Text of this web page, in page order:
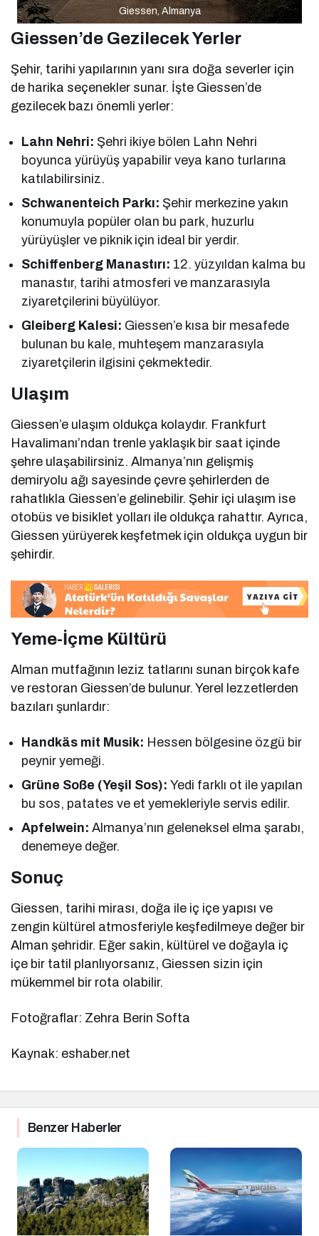
Giessen, Almanya
Giessen’de Gezilecek Yerler
Şehir, tarihi yapılarının yanı sıra doğa severler için
de harika seçenekler sunar. İşte Giessen’de
gezilecek bazı önemli yerler:
Lahn Nehri: Şehri ikiye bölen Lahn Nehri
boyunca yürüyüş yapabilir veya kano turlarına
katılabilirsiniz.
Schwanenteich Parkı: Şehir merkezine yakın
konumuyla popüler olan bu park, huzurlu
yürüyüşler ve piknik için ideal bir yerdir.
Schiffenberg Manastırı: 12. yüzyıldan kalma bu
manastır, tarihi atmosferi ve manzarasıyla
ziyaretçilerini büyülüyor.
Gleiberg Kalesi: Giessen’e kısa bir mesafede
bulunan bu kale, muhteşem manzarasıyla
ziyaretçilerin ilgisini çekmektedir.
Ulaşım
Giessen’e ulaşım oldukça kolaydır. Frankfurt
Havalimanı’ndan trenle yaklaşık bir saat içinde
şehre ulaşabilirsiniz. Almanya’nın gelişmiş
demiryolu ağı sayesinde çevre şehirlerden de
rahatlıkla Giessen’e gelinebilir. Şehir içi ulaşım ise
otobüs ve bisiklet yolları ile oldukça rahattır. Ayrıca,
Giessen yürüyerek keşfetmek için oldukça uygun bir
şehirdir.
Yeme-İçme Kültürü
Alman mutfağının leziz tatlarını sunan birçok kafe
ve restoran Giessen’de bulunur. Yerel lezzetlerden
bazıları şunlardır:
Handkäs mit Musik: Hessen bölgesine özgü bir
peynir yemeği.
Grüne Soße (Yeşil Sos): Yedi farklı ot ile yapılan
bu sos, patates ve et yemekleriyle servis edilir.
Apfelwein: Almanya’nın geleneksel elma şarabı,
denemeye değer.
Sonuç
Giessen, tarihi mirası, doğa ile iç içe yapısı ve
zengin kültürel atmosferiyle keşfedilmeye değer bir
Alman şehridir. Eğer sakin, kültürel ve doğayla iç
içe bir tatil planlıyorsanız, Giessen sizin için
mükemmel bir rota olabilir.
Fotoğraflar: Zehra Berin Softa
Kaynak: eshaber.net
Benzer Haberler